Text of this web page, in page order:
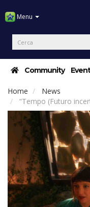
Menu
Community
Home
News
“Tempo (Futuro